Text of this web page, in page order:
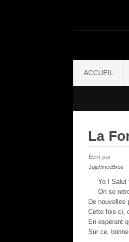
ACCUEIL
La
Écrit par
JujuVinceBros
Yo ! Salut
On se
De nouvelles
Cette fois ci,
En espérant
Sur ce,